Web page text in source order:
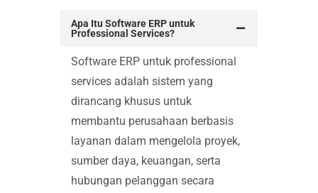
Apa Itu Software ERP untuk
Professional Services?
Software ERP untuk professional
services adalah sistem yang
dirancang khusus untuk
membantu perusahaan berbasis
layanan dalam mengelola proyek,
sumber daya, keuangan, serta
hubungan pelanggan secara